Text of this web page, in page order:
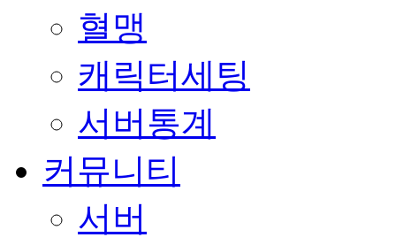
혈맹
캐릭터세팅
서버통계
커뮤니티
서버